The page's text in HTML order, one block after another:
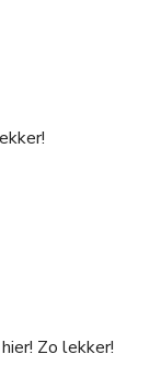
Zo lekker!